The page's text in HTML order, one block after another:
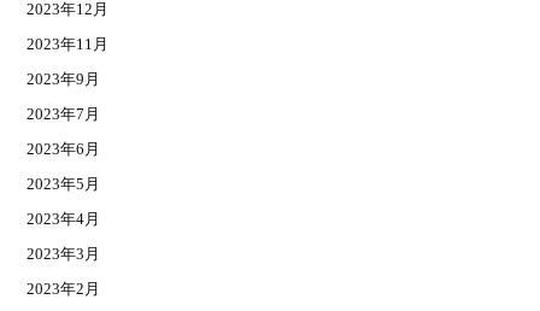
2023年12月
2023年11月
2023年9月
2023年7月
2023年6月
2023年5月
2023年4月
2023年3月
2023年2月